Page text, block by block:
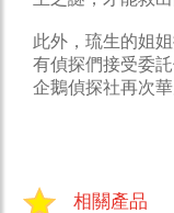
此外，琉生的姐
有偵探們接受委
企鵝偵探社再次
相關產品